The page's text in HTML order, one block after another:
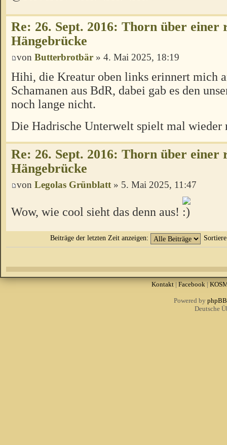
Re: 26. Sept. 2016: Thorn über einer
Hängebrücke
von Butterbrotbär » 4. Mai 2025, 18:19
Hihi, die Kreatur oben links erinnert mich
Schamanen aus BdR, dabei gab es den
noch lange nicht.
Die Hadrische Unterwelt spielt mal
Re: 26. Sept. 2016: Thorn über einer
Hängebrücke
von Legolas Grünblatt » 5. Mai 2025, 11:47
Wow, wie cool sieht das denn aus!
Beiträge der letzten Zeit anzeigen:
Kontakt| Facebook|
Powered by phpBB
Deutsche